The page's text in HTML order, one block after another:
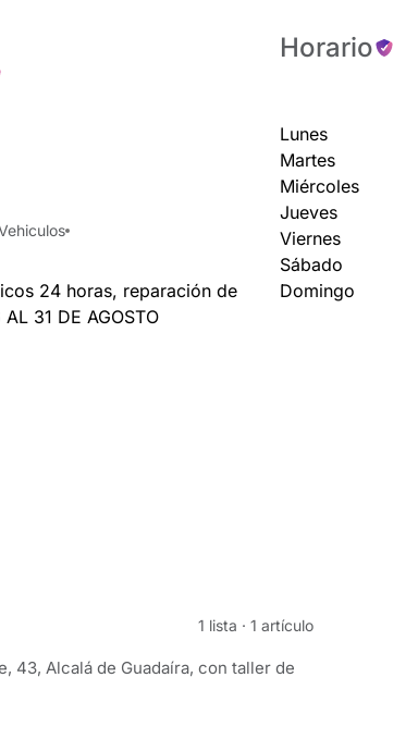
24 horas, reparación de
31 DE AGOSTO
Horario
Lunes
Martes
Miércoles
Jueves
Viernes
Sábado
Domingo
1 lista · 1 artículo
43, Alcalá de Guadaíra, con taller de